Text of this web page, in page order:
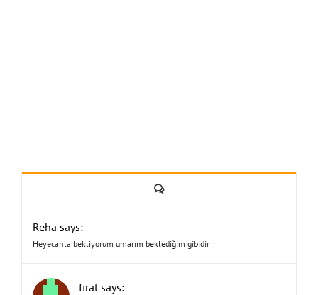
Yorum
Reha says:
Heyecanla bekliyorum umarım beklediğim gibidir
fırat says: